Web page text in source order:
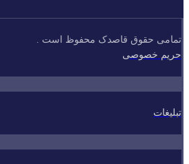
تمامی حقوق قاصدک محفوظ است .
حریم خصوصی
تبلیغات